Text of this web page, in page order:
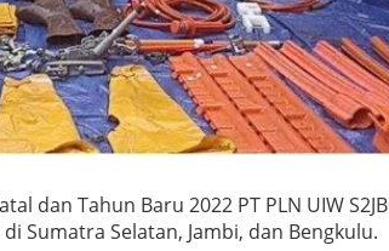
dan Tahun Baru 2022 PT PLN UIW S2JB
Sumatra Selatan, Jambi, dan Bengkulu.